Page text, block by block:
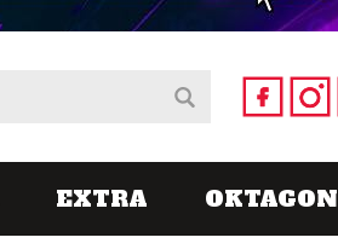
EXTRA OKTAGON